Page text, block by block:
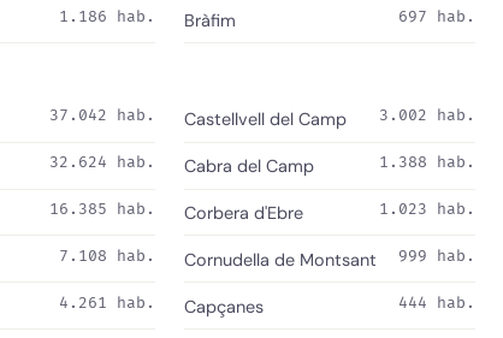
1.186 hab. Bràfim 697 hab.
37.042 hab.
32.624 hab.
16.385 hab.
7.108 hab.
4.261 hab.
Castellvell del Camp 3.002 hab.
Cabra del Camp 1.388 hab.
Corbera d'Ebre 1.023 hab.
Cornudella de Montsant 999 hab.
Capçanes 444 hab.